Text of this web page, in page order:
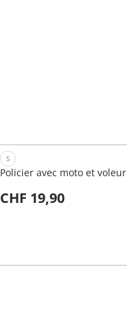
S
Policier avec moto et voleur
CHF 19,90
Au panier